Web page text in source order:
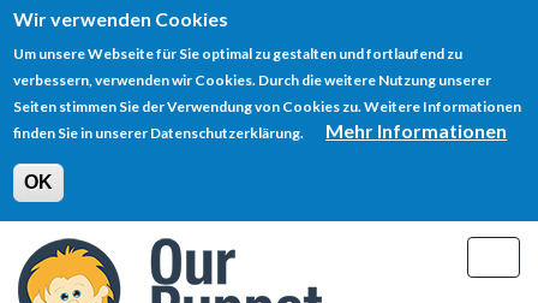
Wir verwenden Cookies
Um unsere Webseite für Sie optimal zu gestalten und fortlaufend zu
verbessern, verwenden wir Cookies. Durch die weitere Nutzung unserer
Seiten stimmen Sie der Verwendung von Cookies zu. Weitere Informationen
finden Sie in unserer Datenschutzerklärung.
Mehr Informationen
OK
zum
Inhalt